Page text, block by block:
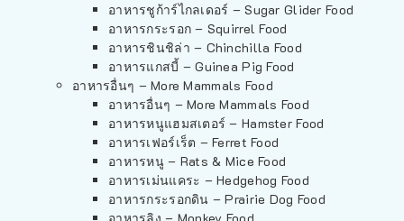
อาหารชูก้าร์ไกลเดอร์ – Sugar Glider Food
อาหารกระรอก – Squirrel Food
อาหารชินชิล่า – Chinchilla Food
อาหารแกสบี้ – Guinea Pig Food
อาหารอื่นๆ – More Mammals Food
อาหารอื่นๆ – More Mammals Food
อาหารหนูแฮมสเตอร์ – Hamster Food
อาหารเฟอร์เร็ต – Ferret Food
อาหารหนู – Rats & Mice Food
อาหารเม่นแคระ – Hedgehog Food
อาหารกระรอกดิน – Prairie Dog Food